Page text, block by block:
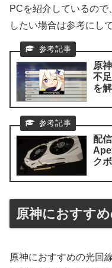
PCを紹介しているの
したい場合は参考にし
原
不
を
配
ク
原神におすす
原神におすすめの光回